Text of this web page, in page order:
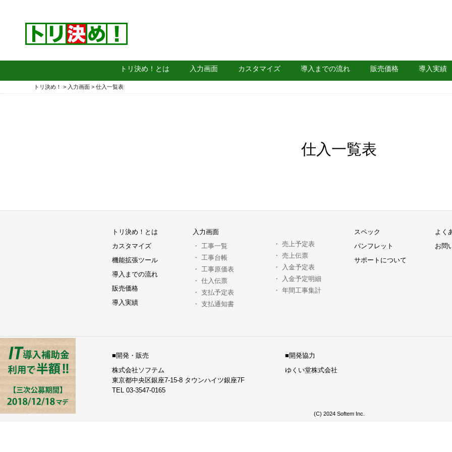
トリ決め！とは 入力画面 カスタマイズ 導入までの流れ 販売価格 導入実績
トリ決め！ > 入力画面 >仕入一覧表
仕入一覧表
トリ決め！とは
カスタマイズ
機能拡張ツール
導入までの流れ
販売価格
導入実績
入力画面
・ 工事一覧
・ 工事台帳
・ 工事原価表
・ 仕入伝票
・ 支払予定表
・ 支払通知書
・ 売上予定表
・ 売上伝票
・
入金予定表
・
入金予定明細
・ 年間工事集計
スペック
パンフレット
サポートについて
よく
お問
■開発・販売
株式会社ソフテム
東京都中央区銀座7-15-8 タウンハイツ銀座7F
TEL 03-3547-0165
■開発協力
ゆくい堂株式会社
(C) 2024 Softem Inc.